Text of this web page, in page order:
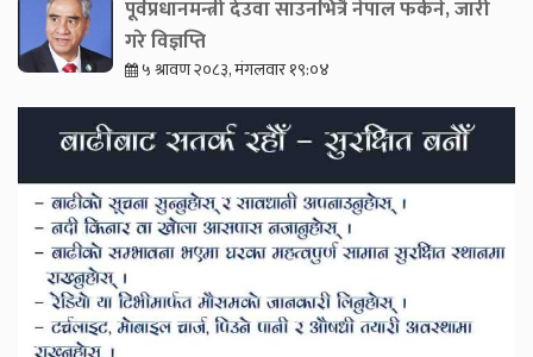
पूर्वप्रधानमन्त्री देउवा साउनभित्रै नेपाल फर्कने, जारी
गरे विज्ञप्ति
५ श्रावण २०८३, मंगलवार १९:०४